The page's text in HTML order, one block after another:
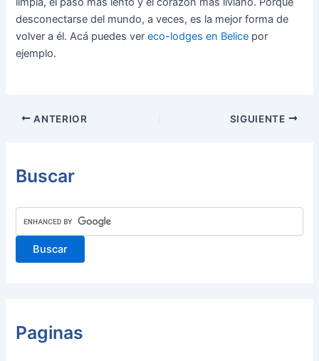
desconectarse del mundo, a veces, es la mejor forma de
volver a él. Acá puedes vereco-lodges en Belice por
ejemplo.
Navegación
ANTERIOR SIGUIENTE
Buscar
Paginas